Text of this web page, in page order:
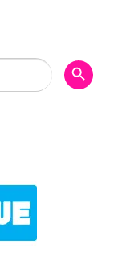
Search